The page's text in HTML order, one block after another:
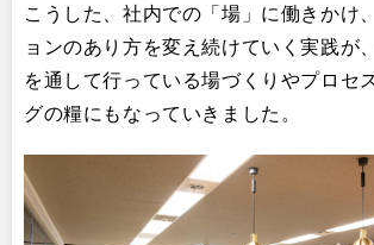
こうした、社内での「場」に働きかけ
ョンのあり方を変え続けていく実践が
を通して行っている場づくりやプロセ
グの糧にもなっていきました。